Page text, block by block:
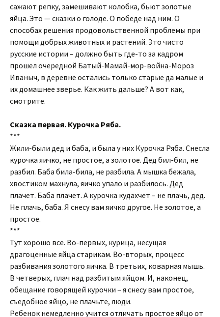
сажают репку, замешивают колобка, бьют золотые
яйца. Это — сказки о голоде. О победе над ним. О
способах решения продовольственной проблемы при
помощи добрых животных и растений. Это чисто
русские истории – должно быть где-то за кадром
прошел очередной Батый-Мамай-мор-война-Мороз
Иваныч, в деревне остались только старые да малые и
их домашнее зверье. Как жить дальше? А вот как,
смотрите.
Сказка первая. Курочка Ряба.
***
Жили-были дед и баба, и была у них Курочка Ряба. Снесла
курочка яичко, не простое, а золотое. Дед бил-бил, не
разбил. Баба била-била, не разбила. А мышка бежала,
хвостиком махнула, яичко упало и разбилось. Дед
плачет. Баба плачет. А курочка кудахчет – не плачь, дед.
Не плачь, баба. Я снесу вам яичко другое. Не золотое, а
простое.
***
Тут хорошо все. Во-первых, курица, несущая
драгоценные яйца старикам. Во-вторых, процесс
разбивания золотого яичка. В третьих, коварная мышь.
В четверых, плач над разбитым яйцом. И, наконец,
обещание говорящей курочки – я снесу вам простое,
съедобное яйцо, не плачьте, люди.
Ребенок немедленно учится отличать простое яйцо от